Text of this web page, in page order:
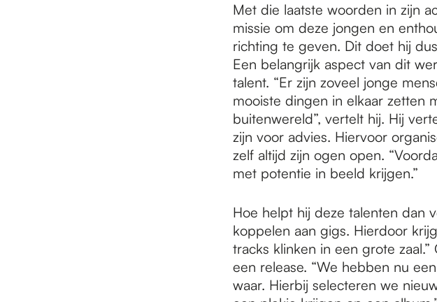
Met die laatste woorden in zijn
missie om deze jongen en
richting te geven. Dit doet hij
Een belangrijk aspect van dit
talent. “Er zijn zoveel jonge
mooiste dingen in elkaar zetten
buitenwereld”, vertelt hij. Hij
zijn voor advies. Hiervoor
zelf altijd zijn ogen open.
met potentie in beeld krijgen.”
Hoe helpt hij deze talenten dan
koppelen aan gigs. Hierdoor
tracks klinken in een grote
een release. “We hebben nu
waar. Hierbij selecteren we